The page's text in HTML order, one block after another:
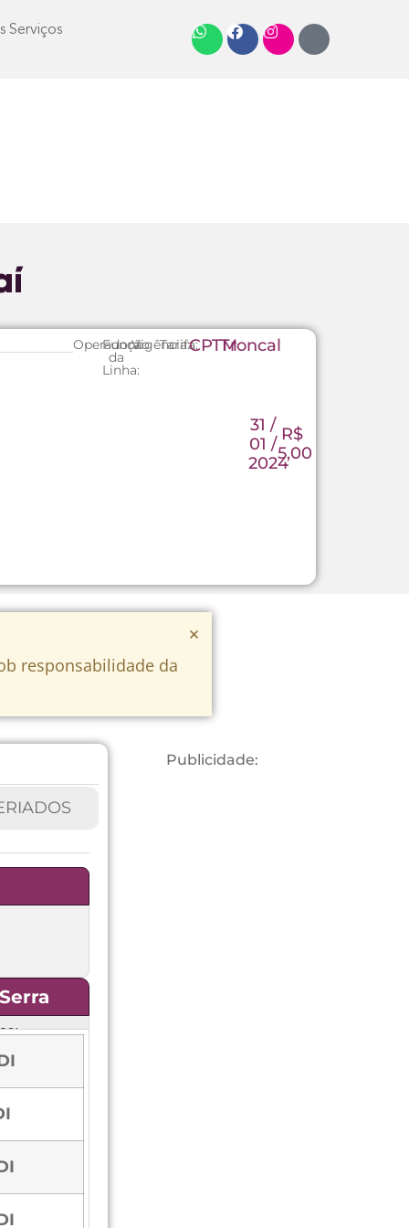
Serviços
Operadora:
Função
da
Linha:
Vigência:
Tarifa:CPTMTroncal
31 /
01 /
2024
R$
5,00
responsabilidade da
×
Publicidade: